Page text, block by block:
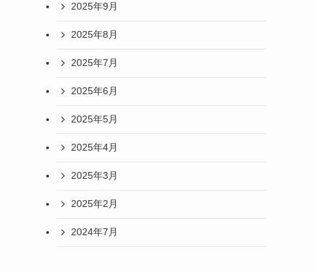
2025年9月
2025年8月
2025年7月
2025年6月
2025年5月
2025年4月
2025年3月
2025年2月
2024年7月